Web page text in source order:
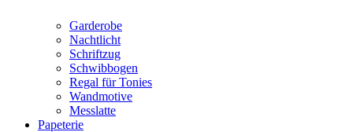
Garderobe
Nachtlicht
Schriftzug
Schwibbogen
Regal für Tonies
Wandmotive
Messlatte
Papeterie